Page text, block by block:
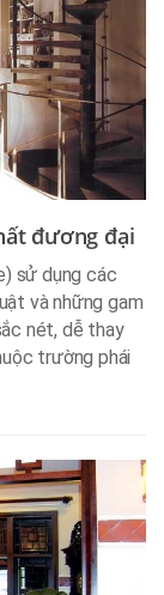
đương đại
sử dụng các
và những gam
nét, dễ thay
trường phái